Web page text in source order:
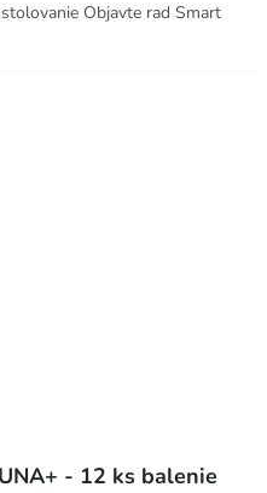
Objavte rad Smart
- 12 ks balenie